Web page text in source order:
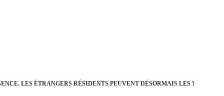
LES ÉTRANGERS RÉSIDENTS PEUVENT DÉSORMAIS LES